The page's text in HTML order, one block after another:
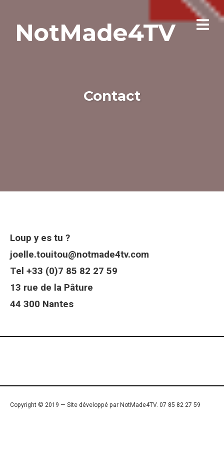
NotMade4TV
Contact
Loup y es tu ?
joelle.touitou@notmade4tv.com
Tel +33 (0)7 85 82 27 59
13 rue de la Pâture
44 300 Nantes
Copyright © 2019 — Site développé par NotMade4TV. 07 85 82 27 59